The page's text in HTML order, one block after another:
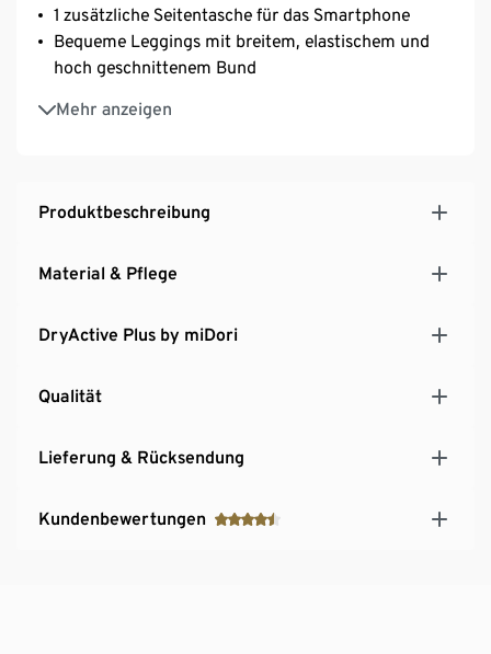
1 zusätzliche Seitentasche für das Smartphone
Bequeme Leggings mit breitem, elastischem und
hoch geschnittenem Bund
Mehr anzeigen
Mit Elasthan: formbeständig, perfekter Sitz bei
voller Bewegungsfreiheit
Produktbeschreibung
Material & Pflege
DryActive Plus by miDori
Qualität
Lieferung & Rücksendung
Kundenbewertungen